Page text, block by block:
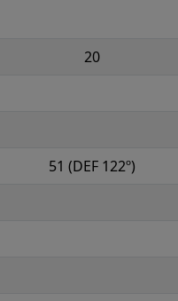
20
51 (DEF 122º)